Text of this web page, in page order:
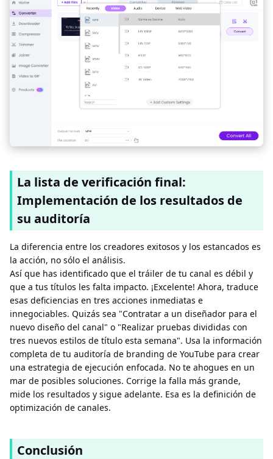
La lista de verificación final:
Implementación de los resultados de
su auditoría
La diferencia entre los creadores exitosos y los estancados es
la acción, no sólo el análisis.
Así que has identificado que el tráiler de tu canal es débil y
que a tus títulos les falta impacto. ¡Excelente! Ahora, traduce
esas deficiencias en tres acciones inmediatas e
innegociables. Quizás sea "Contratar a un diseñador para el
nuevo diseño del canal" o "Realizar pruebas divididas con
tres nuevos estilos de título esta semana". Usa la información
completa de tu auditoría de branding de YouTube para crear
una estrategia de ejecución enfocada. No te ahogues en un
mar de posibles soluciones. Corrige la falla más grande,
mide los resultados y sigue adelante. Esa es la definición de
optimización de canales.
Conclusión